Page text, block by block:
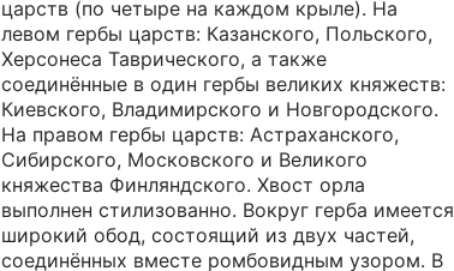
царств (по четыре на каждом крыле). На
левом гербы царств: Казанского, Польского,
Херсонеса Таврического, а также
соединённые в один гербы великих княжеств:
Киевского, Владимирского и Новгородского.
На правом гербы царств: Астраханского,
Сибирского, Московского и Великого
княжества Финляндского. Хвост орла
выполнен стилизованно. Вокруг герба имеется
широкий обод, состоящий из двух частей,
соединённых вместе ромбовидным узором. В